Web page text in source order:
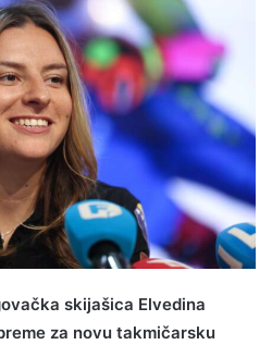
skijašica Elvedina
za novu takmičarsku